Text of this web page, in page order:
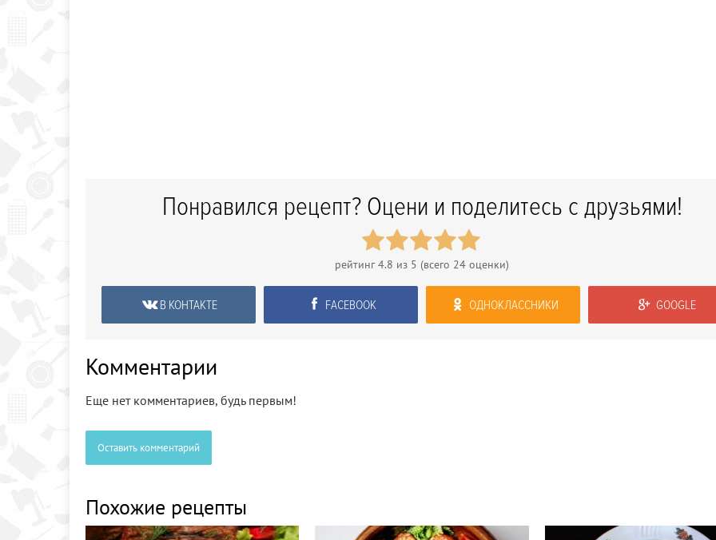
Понравился рецепт? Оцени и поделитесь с друзьями!
рейтинг4.8 из 5 (всего 24 оценки)
В КОНТАКТЕ FACEBOOK ОДНОКЛАССНИКИ GOOGLE
Комментарии
Еще нет комментариев, будь первым!
Оставить комментарий
Похожие рецепты